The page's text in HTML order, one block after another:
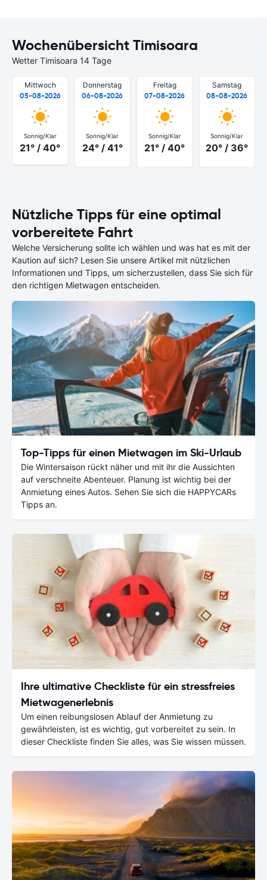
Wochenübersicht Timisoara
Wetter Timisoara 14 Tage
Mittwoch
05-08-2026
Sonnig/Klar
21° / 40°
Donnerstag
06-08-2026
Sonnig/Klar
24° / 41°
Freitag
07-08-2026
Sonnig/Klar
21° / 40°
Samstag
08-08-2026
Sonnig/Klar
20° / 36°
Nützliche Tipps für eine optimal
vorbereitete Fahrt
Welche Versicherung sollte ich wählen und was hat es mit der
Kaution auf sich? Lesen Sie unsere Artikel mit nützlichen
Informationen und Tipps, um sicherzustellen, dass Sie sich für
den richtigen Mietwagen entscheiden.
Top-Tipps für einen Mietwagen im Ski-Urlaub
Die Wintersaison rückt näher und mit ihr die Aussichten
auf verschneite Abenteuer. Planung ist wichtig bei der
Anmietung eines Autos. Sehen Sie sich die HAPPYCARs
Tipps an.
Ihre ultimative Checkliste für ein stressfreies
Mietwagenerlebnis
Um einen reibungslosen Ablauf der Anmietung zu
gewährleisten, ist es wichtig, gut vorbereitet zu sein. In
dieser Checkliste finden Sie alles, was Sie wissen müssen.